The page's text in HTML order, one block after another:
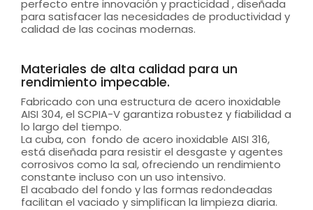
perfecto entre innovación y practicidad , diseñada
para satisfacer las necesidades de productividad y
calidad de las cocinas modernas.
Materiales de alta calidad para un
rendimiento impecable.
Fabricado con una estructura de acero inoxidable
AISI 304, el SCPIA-V garantiza robustez y fiabilidad a
lo largo del tiempo.
La cuba, con fondo de acero inoxidable AISI 316,
está diseñada para resistir el desgaste y agentes
corrosivos como la sal, ofreciendo un rendimiento
constante incluso con un uso intensivo.
El acabado del fondo y las formas redondeadas
facilitan el vaciado y simplifican la limpieza diaria.